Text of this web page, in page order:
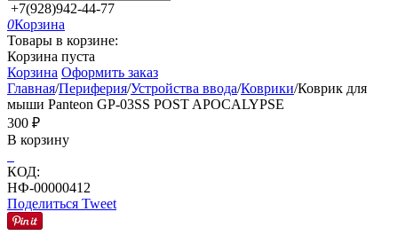
+7(928)942-44-77
0Корзина
Товары в корзине:
Корзина пуста
Корзина Оформить заказ
Главная/Периферия/Устройства ввода/Коврики/Коврик для
мыши Panteon GP-03SS POST APOCALYPSE
‍300‍ ₽
В корзину
КОД:
НФ-00000412
Поделиться Tweet